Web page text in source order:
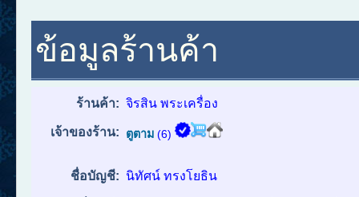
ข้อมูลร้านค้า
ร้านค้า: จิรสิน พระเครื่อง
เจ้าของร้าน: ตูตาม (6)
ชื่อบัญชี: นิทัศน์ ทรงโยธิน